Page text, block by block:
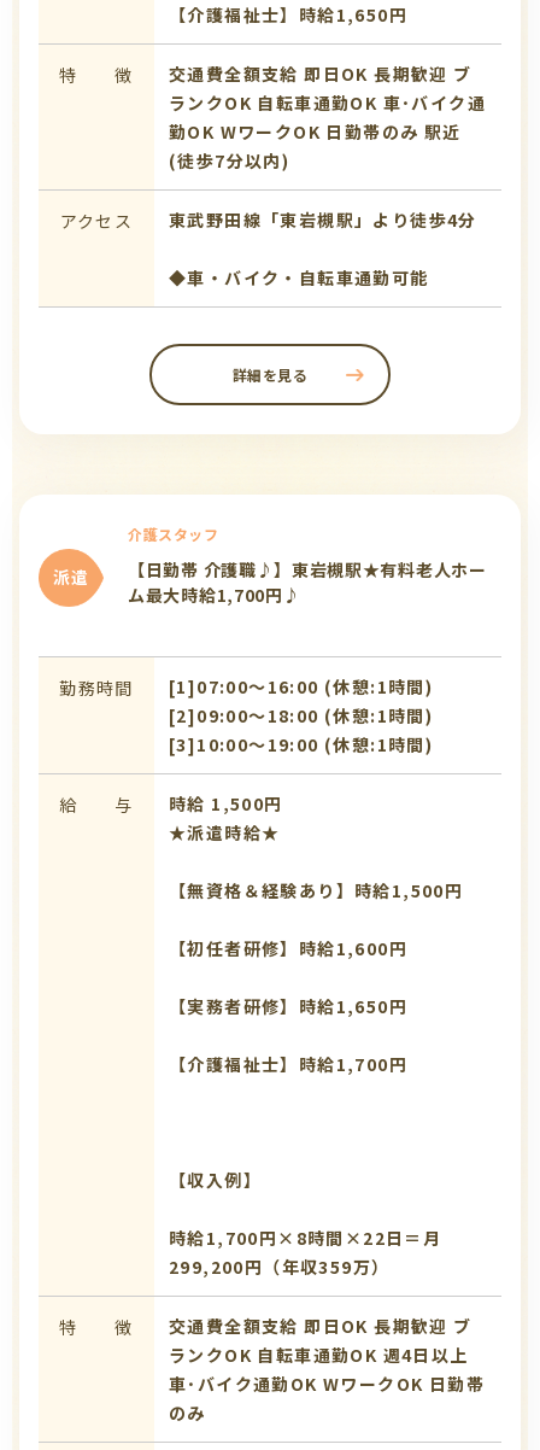
【介護福祉士】時給1,650円
特 徴 交通費全額支給 即日OK 長期歓迎 ブ
ランクOK 自転車通勤OK 車･バイク通
勤OK WワークOK 日勤帯のみ 駅近
(徒歩7分以内)
アクセス 東武野田線「東岩槻駅」より徒歩4分
◆車・バイク・自転車通勤可能
詳細を見る
派遣
介護スタッフ
【日勤帯 介護職♪】東岩槻駅★有料老人ホー
ム最大時給1,700円♪
勤務時間
[1]07:00〜16:00 (休憩:1時間)
[2]09:00〜18:00 (休憩:1時間)
[3]10:00〜19:00 (休憩:1時間)
給 与
時給 1,500円
★派遣時給★
【無資格＆経験あり】時給1,500円
【初任者研修】時給1,600円
【実務者研修】時給1,650円
【介護福祉士】時給1,700円
【収入例】
時給1,700円×8時間×22日＝月
299,200円（年収359万）
特 徴 交通費全額支給 即日OK 長期歓迎 ブ
ランクOK 自転車通勤OK 週4日以上
車･バイク通勤OK WワークOK 日勤帯
のみ